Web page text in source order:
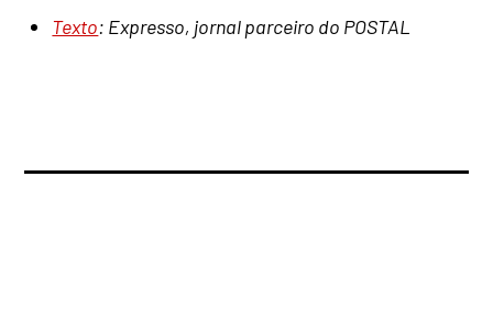
Texto: Expresso, jornal parceiro do POSTAL